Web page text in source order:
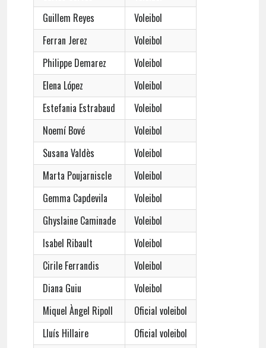
Guillem Reyes
Voleibol
Ferran Jerez
Voleibol
Philippe Demarez
Voleibol
Elena López
Voleibol
Estefania Estrabaud
Voleibol
Noemí Bové
Voleibol
Susana Valdès
Voleibol
Marta Poujarniscle
Voleibol
Gemma Capdevila
Voleibol
Ghyslaine Caminade
Voleibol
Isabel Ribault
Voleibol
Cirile Ferrandis
Voleibol
Diana Guiu
Voleibol
Miquel Àngel Ripoll
Oficial voleibol
Lluís Hillaire
Oficial voleibol